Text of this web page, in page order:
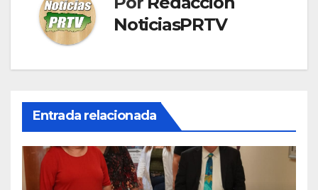
NoticiasPRTV
Entrada relacionada